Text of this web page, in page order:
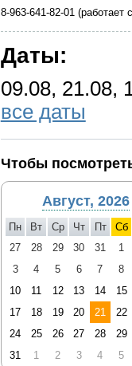
8-963-641-82-01
Даты:
09.08, 21.08,
все даты
Чтобы
Август, 2026
Пн Вт Ср Чт Пт
Сб
27
28 29 30 31
1
3
4 5 6 7
8
10
11 12 13 14
15
17
18 19 20 21
22
24
25 26 27 28
29
31
1 2 3 4 5